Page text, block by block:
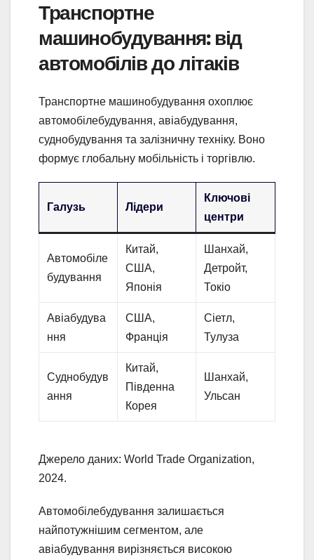
Транспортне
машинобудування: від
автомобілів до літаків
Транспортне машинобудування охоплює
автомобілебудування, авіабудування,
суднобудування та залізничну техніку. Воно
формує глобальну мобільність і торгівлю.
Галузь Лідери
Ключові
центри
Автомобіле
будування
Китай,
США,
Японія
Шанхай,
Детройт,
Токіо
Авіабудува
ння
США,
Франція
Сіетл,
Тулуза
Суднобудув
ання
Китай,
Південна
Корея
Шанхай,
Ульсан
Джерело даних: World Trade Organization,
2024.
Автомобілебудування залишається
найпотужнішим сегментом, але
авіабудування вирізняється високою